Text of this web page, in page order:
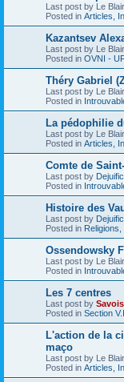
Last post by Le
Posted in Articles,
Kazantsev
Last post by Le
Posted in OVNI -
Théry Gabriel
Last post by Le
Posted in
La pédophilie
Last post by Le
Posted in Articles,
Comte de
Last post by
Posted in
Histoire des
Last post by
Posted in
Ossendowsky
Last post by Le
Posted in
Les 7 centres
Last post by
Posted in Section
L'action de la
maço
Last post by Le
Posted in Articles,